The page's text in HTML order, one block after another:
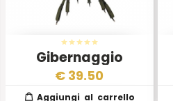
Gibernaggio
Completo Esercito
Austriaco
€ 39.50